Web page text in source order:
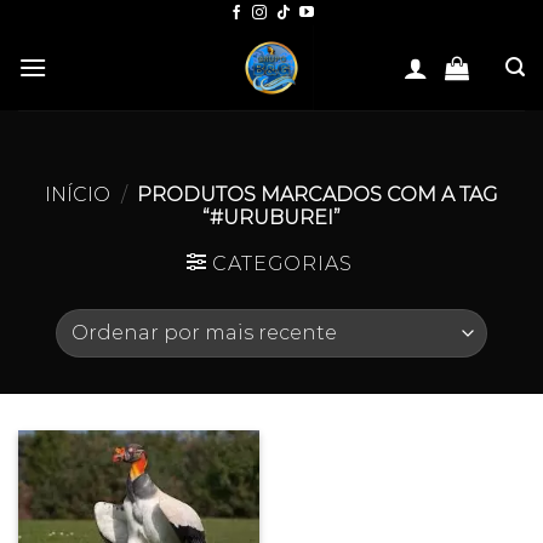
content
INÍCIO / PRODUTOS MARCADOS COM A TAG
“#URUBUREI”
CATEGORIAS